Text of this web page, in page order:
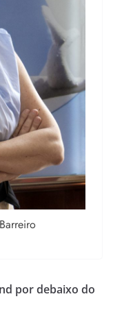
por debaixo do